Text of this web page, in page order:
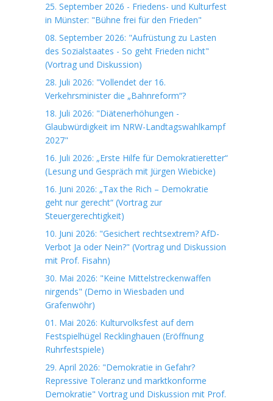
25. September 2026 - Friedens- und Kulturfest
in Münster: "Bühne frei für den Frieden"
08. September 2026: "Aufrüstung zu Lasten
des Sozialstaates - So geht Frieden nicht"
(Vortrag und Diskussion)
28. Juli 2026: "Vollendet der 16.
Verkehrsminister die „Bahnreform“?
18. Juli 2026: "Diätenerhöhungen -
Glaubwürdigkeit im NRW-Landtagswahlkampf
2027"
16. Juli 2026: „Erste Hilfe für Demokratieretter“
(Lesung und Gespräch mit Jürgen Wiebicke)
16. Juni 2026: „Tax the Rich – Demokratie
geht nur gerecht“ (Vortrag zur
Steuergerechtigkeit)
10. Juni 2026: "Gesichert rechtsextrem? AfD-
Verbot Ja oder Nein?" (Vortrag und Diskussion
mit Prof. Fisahn)
30. Mai 2026: "Keine Mittelstreckenwaffen
nirgends" (Demo in Wiesbaden und
Grafenwöhr)
01. Mai 2026: Kulturvolksfest auf dem
Festspielhügel Recklinghauen (Eröffnung
Ruhrfestspiele)
29. April 2026: "Demokratie in Gefahr?
Repressive Toleranz und marktkonforme
Demokratie" Vortrag und Diskussion mit Prof.